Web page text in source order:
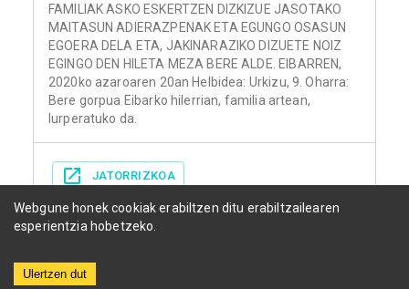
Herriak
FAMILIAK ASKO ESKERTZEN DIZKIZUE JASOTAKO
MAITASUN ADIERAZPENAK ETA EGUNGO OSASUN
EGOERA DELA ETA, JAKINARAZIKO DIZUETE NOIZ
EGINGO DEN HILETA MEZA BERE ALDE. EIBARREN,
2020ko azaroaren 20an Helbidea: Urkizu, 9. Oharra:
Bere gorpua Eibarko hilerrian, familia artean,
lurperatuko da.
JATORRIZKOA
Webgune honek cookiak erabiltzen ditu erabiltzailearen
esperientzia hobetzeko.
Ulertzen dut